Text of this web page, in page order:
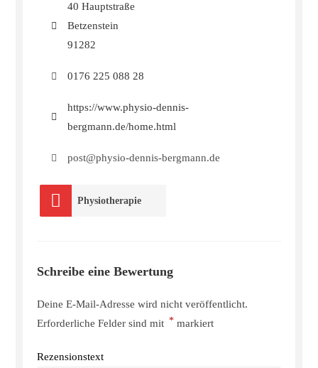
40 Hauptstraße
Betzenstein
91282
0176 225 088 28
https://www.physio-dennis-
bergmann.de/home.html
post@physio-dennis-bergmann.de
Physiotherapie
Schreibe eine Bewertung
Deine E-Mail-Adresse wird nicht veröffentlicht.
Erforderliche Felder sind mit * markiert
Rezensionstext